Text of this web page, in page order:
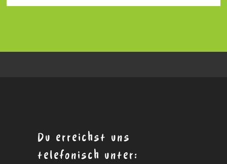
Du erreichst uns
telefonisch unter: